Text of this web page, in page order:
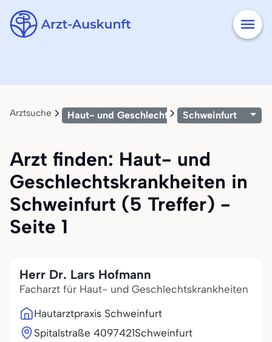
Arztsuche Haut- und Geschlechtskrankheiten
Schweinfurt
Arzt finden: Haut- und
Geschlechtskrankheiten in
Schweinfurt (5 Treffer) -
Seite 1
Herr Dr. Lars Hofmann
Facharzt für Haut- und Geschlechtskrankheiten
Hautarztpraxis Schweinfurt
Spitalstraße 4097421Schweinfurt